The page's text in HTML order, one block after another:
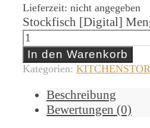
Lieferzeit: nicht angegeben
Stockfisch [Digital]
In den Warenkorb
Kategorien:
Beschreibung
Bewertungen (0)